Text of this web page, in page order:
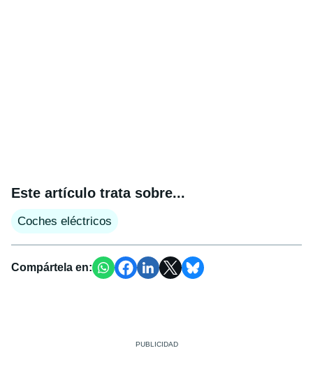
Este artículo trata sobre...
Coches eléctricos
Compártela en: